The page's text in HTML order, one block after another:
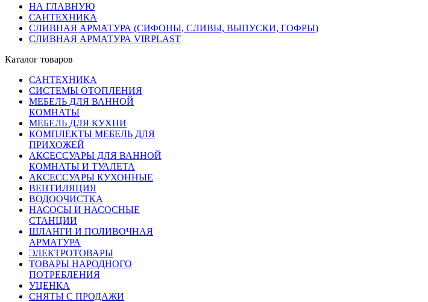
НА ГЛАВНУЮ
САНТЕХНИКА
СЛИВНАЯ АРМАТУРА (СИФОНЫ, СЛИВЫ, ВЫПУСКИ, ГОФРЫ)
СЛИВНАЯ АРМАТУРА VIRPLAST
Каталог товаров
САНТЕХНИКА
СИСТЕМЫ ОТОПЛЕНИЯ
МЕБЕЛЬ ДЛЯ ВАННОЙ
КОМНАТЫ
МЕБЕЛЬ ДЛЯ КУХНИ
КОМПЛЕКТЫ МЕБЕЛЬ ДЛЯ
ПРИХОЖЕЙ
АКСЕССУАРЫ ДЛЯ ВАННОЙ
КОМНАТЫ И ТУАЛЕТА
АКСЕССУАРЫ КУХОННЫЕ
ВЕНТИЛЯЦИЯ
ВОДООЧИСТКА
НАСОСЫ И НАСОСНЫЕ
СТАНЦИИ
ШЛАНГИ И ПОЛИВОЧНАЯ
АРМАТУРА
ЭЛЕКТРОТОВАРЫ
ТОВАРЫ НАРОДНОГО
ПОТРЕБЛЕНИЯ
УЦЕНКА
СНЯТЫ С ПРОДАЖИ